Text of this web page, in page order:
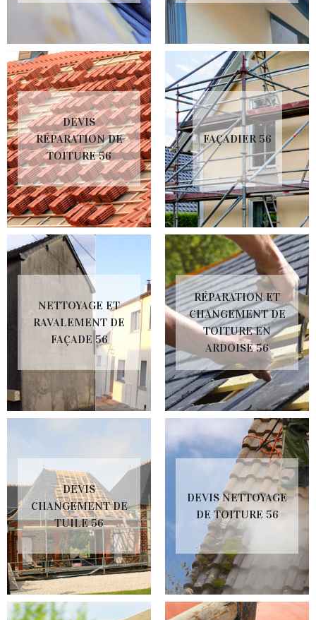
DEVIS
RÉPARATION DE
TOITURE 56
FAÇADIER 56
NETTOYAGE ET
RAVALEMENT DE
FAÇADE 56
RÉPARATION ET
CHANGEMENT DE
TOITURE EN
ARDOISE 56
DEVIS
CHANGEMENT DE
TUILE 56
DEVIS NETTOYAGE
DE TOITURE 56